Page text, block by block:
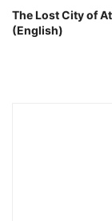
The Lost City of
(English)